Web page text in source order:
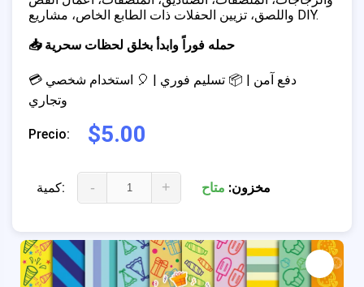
واللصق، تزيين الحفلات ذات الطابع الخاص، مشاريع DIY.
📥 حمله فوراً وابدأ بخلق لحظات سحرية
💳 دفع آمن | 📦 تسليم فوري | 🎈 استخدام شخصي
وتجاري
Precio: $5.00
كمية: - + مخزون: متاح